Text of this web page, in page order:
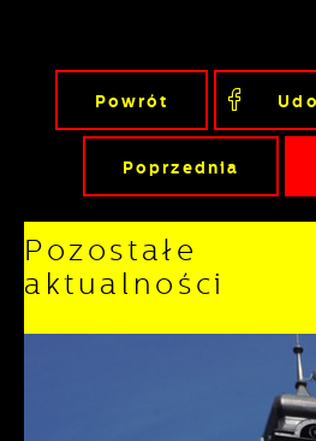
Powrót
Poprzednia
Pozostałe
aktualności